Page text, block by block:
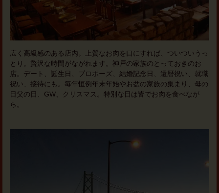
広く高級感のある店内。上質なお肉を口にすれば、ついついうっ
とり。贅沢な時間がながれます。神戸の家族のとっておきのお
店。デート、誕生日、プロポーズ、結婚記念日、還暦祝い、就職
祝い、接待にも。毎年恒例年末年始やお盆の家族の集まり、母の
日父の日、GW、クリスマス。特別な日は皆でお肉を食べなが
ら。